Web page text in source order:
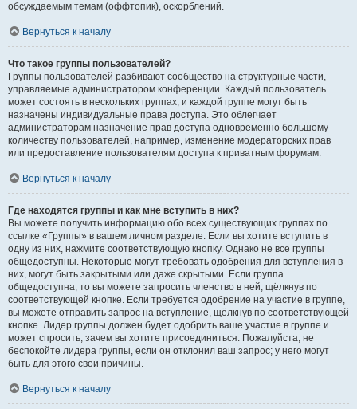
обсуждаемым темам (оффтопик), оскорблений.
Вернуться к началу
Что такое группы пользователей?
Группы пользователей разбивают сообщество на структурные части,
управляемые администратором конференции. Каждый пользователь
может состоять в нескольких группах, и каждой группе могут быть
назначены индивидуальные права доступа. Это облегчает
администраторам назначение прав доступа одновременно большому
количеству пользователей, например, изменение модераторских прав
или предоставление пользователям доступа к приватным форумам.
Вернуться к началу
Где находятся группы и как мне вступить в них?
Вы можете получить информацию обо всех существующих группах по
ссылке «Группы» в вашем личном разделе. Если вы хотите вступить в
одну из них, нажмите соответствующую кнопку. Однако не все группы
общедоступны. Некоторые могут требовать одобрения для вступления в
них, могут быть закрытыми или даже скрытыми. Если группа
общедоступна, то вы можете запросить членство в ней, щёлкнув по
соответствующей кнопке. Если требуется одобрение на участие в группе,
вы можете отправить запрос на вступление, щёлкнув по соответствующей
кнопке. Лидер группы должен будет одобрить ваше участие в группе и
может спросить, зачем вы хотите присоединиться. Пожалуйста, не
беспокойте лидера группы, если он отклонил ваш запрос; у него могут
быть для этого свои причины.
Вернуться к началу